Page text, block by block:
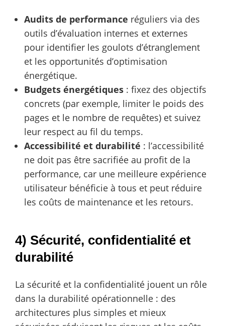
Audits de performance réguliers via des
outils d’évaluation internes et externes
pour identifier les goulots d’étranglement
et les opportunités d’optimisation
énergétique.
Budgets énergétiques : fixez des objectifs
concrets (par exemple, limiter le poids des
pages et le nombre de requêtes) et suivez
leur respect au fil du temps.
Accessibilité et durabilité : l’accessibilité
ne doit pas être sacrifiée au profit de la
performance, car une meilleure expérience
utilisateur bénéficie à tous et peut réduire
les coûts de maintenance et les retours.
4) Sécurité, confidentialité et
durabilité
La sécurité et la confidentialité jouent un rôle
dans la durabilité opérationnelle : des
architectures plus simples et mieux